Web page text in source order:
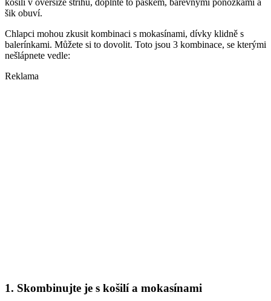
šik obuví.
Chlapci mohou zkusit kombinaci s mokasínami, dívky klidně s
balerínkami. Můžete si to dovolit. Toto jsou 3 kombinace, se kterými
nešlápnete vedle:
Reklama
1. Skombinujte je s košilí a mokasínami